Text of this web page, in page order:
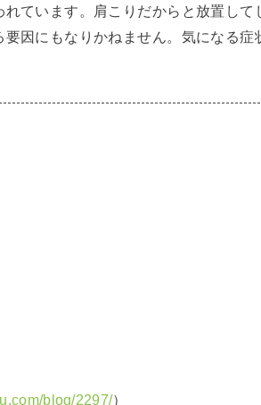
ています。肩こりだからと放置して
因にもなりかねません。気になる症
blog/2297/）